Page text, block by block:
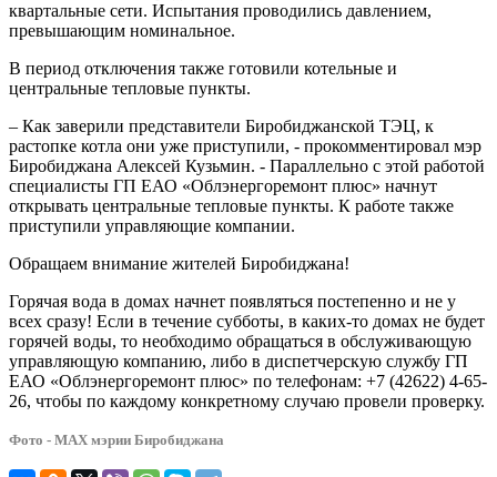
квартальные сети. Испытания проводились давлением,
превышающим номинальное.
В период отключения также готовили котельные и
центральные тепловые пункты.
– Как заверили представители Биробиджанской ТЭЦ, к
растопке котла они уже приступили, - прокомментировал мэр
Биробиджана Алексей Кузьмин. - Параллельно с этой работой
специалисты ГП ЕАО «Облэнергоремонт плюс» начнут
открывать центральные тепловые пункты. К работе также
приступили управляющие компании.
Обращаем внимание жителей Биробиджана!
Горячая вода в домах начнет появляться постепенно и не у
всех сразу! Если в течение субботы, в каких-то домах не будет
горячей воды, то необходимо обращаться в обслуживающую
управляющую компанию, либо в диспетчерскую службу ГП
ЕАО «Облэнергоремонт плюс» по телефонам: +7 (42622) 4-65-
26, чтобы по каждому конкретному случаю провели проверку.
Фото - МАХ мэрии Биробиджана